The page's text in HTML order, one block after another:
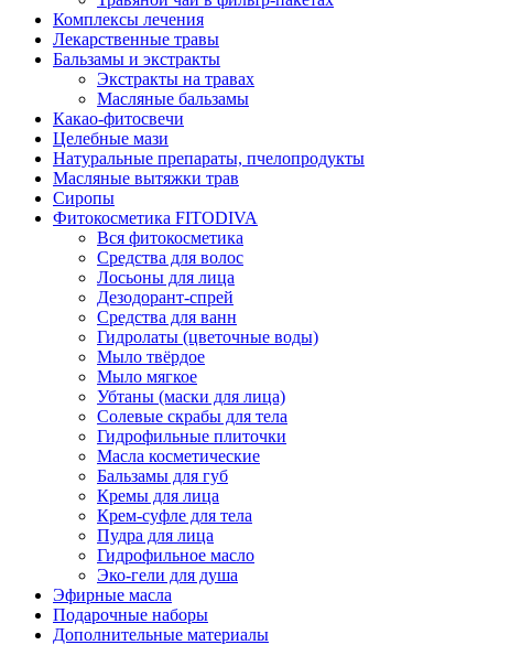
Комплексы лечения
Лекарственные травы
Бальзамы и экстракты
Экстракты на травах
Масляные бальзамы
Какао-фитосвечи
Целебные мази
Натуральные препараты, пчелопродукты
Масляные вытяжки трав
Сиропы
Фитокосметика FITODIVA
Вся фитокосметика
Средства для волос
Лосьоны для лица
Дезодорант-спрей
Средства для ванн
Гидролаты (цветочные воды)
Мыло твёрдое
Мыло мягкое
Убтаны (маски для лица)
Солевые скрабы для тела
Гидрофильные плиточки
Масла косметические
Бальзамы для губ
Кремы для лица
Крем-суфле для тела
Пудра для лица
Гидрофильное масло
Эко-гели для душа
Эфирные масла
Подарочные наборы
Дополнительные материалы